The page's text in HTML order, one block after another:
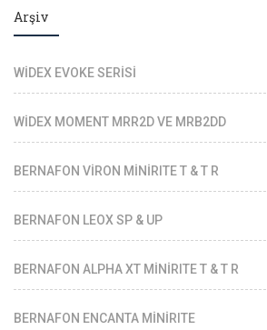
Arşiv
WİDEX EVOKE SERİSİ
WİDEX MOMENT MRR2D VE MRB2DD
BERNAFON VİRON MİNİRITE T & T R
BERNAFON LEOX SP & UP
BERNAFON ALPHA XT MİNİRITE T & T R
BERNAFON ENCANTA MİNİRITE